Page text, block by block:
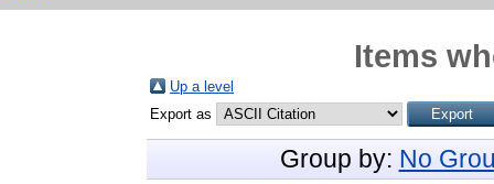
Items
Up a level
Export as
Group by: No